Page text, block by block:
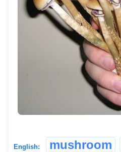
English: mushroom